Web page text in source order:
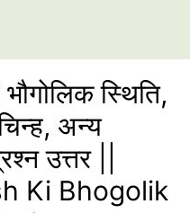
स्थिति,
अन्य
उत्तर ||
Ki Bhogolik